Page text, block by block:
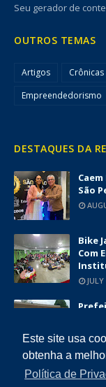
Este site usa
obtenha a
Política de
Seu gerador de
OUTROS TEMAS
Artigos Crônicas
Empreendedorismo
DESTAQUES DA
São
Bike
Com